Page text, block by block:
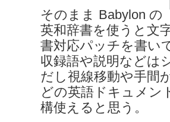
そのまま Babylon の
英和辞書を使うと文
書対応パッチを書い
収録語や説明などは
だし視線移動や手間
どの英語ドキュメン
構使えると思う。